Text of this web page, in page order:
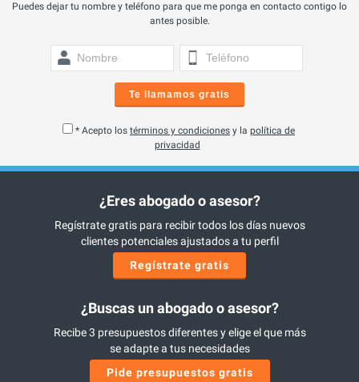
Puedes dejar tu nombre y teléfono para que me ponga en contacto contigo lo
antes posible.
Te llamamos gratis
* Acepto los términos y condiciones y la política de
privacidad
¿Eres abogado o asesor?
Regístrate gratis para recibir todos los días nuevos
clientes potenciales ajustados a tu perfil
Regístrate gratis
¿Buscas un abogado o asesor?
Recibe 3 presupuestos diferentes y elige el que más
se adapte a tus necesidades
Pide presupuestos gratis